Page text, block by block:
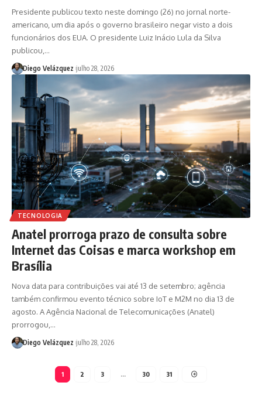
Presidente publicou texto neste domingo (26) no jornal norte-
americano, um dia após o governo brasileiro negar visto a dois
funcionários dos EUA. O presidente Luiz Inácio Lula da Silva
publicou,…
Diego Velázquez julho 28, 2026
TECNOLOGIA
Anatel prorroga prazo de consulta sobre
Internet das Coisas e marca workshop em
Brasília
Nova data para contribuições vai até 13 de setembro; agência
também confirmou evento técnico sobre IoT e M2M no dia 13 de
agosto. A Agência Nacional de Telecomunicações (Anatel)
prorrogou,…
Diego Velázquez julho 28, 2026
1 2 3 … 30 31